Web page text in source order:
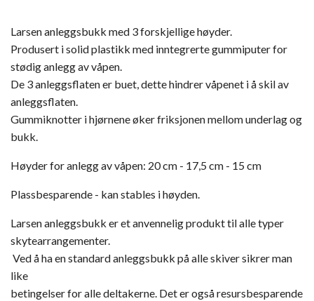
Larsen anleggsbukk med 3 forskjellige høyder.
Produsert i solid plastikk med inntegrerte gummiputer for
stødig anlegg av våpen.
De 3 anleggsflaten er buet, dette hindrer våpenet i å skil av
anleggsflaten.
Gummiknotter i hjørnene øker friksjonen mellom underlag og
bukk.
Høyder for anlegg av våpen: 20 cm - 17,5 cm - 15 cm
Plassbesparende - kan stables i høyden.
Larsen anleggsbukk er et anvennelig produkt til alle typer
skytearrangementer.
Ved å ha en standard anleggsbukk på alle skiver sikrer man
like
betingelser for alle deltakerne. Det er også resursbesparende